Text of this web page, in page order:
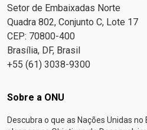
Setor de Embaixadas Norte
Quadra 802, Conjunto C, Lote 17
CEP: 70800-400
Brasília, DF, Brasil
+55 (61) 3038-9300
Footer menu
Sobre a ONU
Descubra o que as Nações Unidas